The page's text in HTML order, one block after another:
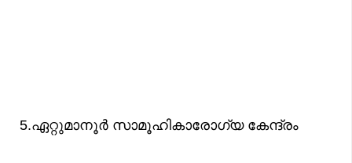
5.ഏറ്റുമാനൂര്‍ സാമൂഹികാരോഗ്യ കേന്ദ്രം